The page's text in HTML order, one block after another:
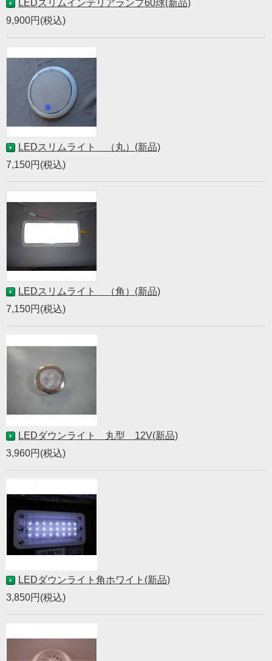
LEDスリムインテリアランプ60球(新品)
9,900円(税込)
LEDスリムライト （丸）(新品)
7,150円(税込)
LEDスリムライト （角）(新品)
7,150円(税込)
LEDダウンライト 丸型 12V(新品)
3,960円(税込)
LEDダウンライト角ホワイト(新品)
3,850円(税込)